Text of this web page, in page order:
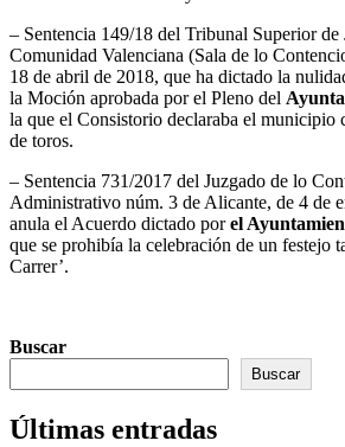
– Sentencia 149/18 del Tribunal Superior de
Comunidad Valenciana (Sala de lo
18 de abril de 2018, que ha dictado la
la Moción aprobada por el Pleno del
la que el Consistorio declaraba el municipio
de toros.
– Sentencia 731/2017 del Juzgado de lo
Administrativo núm. 3 de Alicante, de 4 de
anula el Acuerdo dictado porel
que se prohibía la celebración de un festejo
Carrer’.
Buscar
Buscar
Últimas entradas